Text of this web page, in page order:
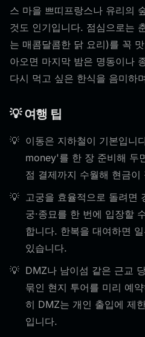
스 마을 쁘띠프랑스나 유리의
것도 인기입니다. 점심으로는
는 매콤달콤한 닭 요리)를 꼭
아오면 마지막 밤은 명동이나
다시 먹고 싶은 한식을 음미하
💡 여행 팁
이동은 지하철이 기본입니
money'를 한 장 준비해 두
점 결제까지 수월해 현금이
고궁을 효율적으로 돌려면
궁·종묘를 한 번에 입장할
합니다. 한복을 대여하면
있습니다.
DMZ나 남이섬 같은 근교
묶인 현지 투어를 미리 예
히 DMZ는 개인 출입에 제
입니다.